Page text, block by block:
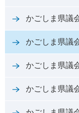
かごしま県議
かごしま県議
かごしま県議
かごしま県議